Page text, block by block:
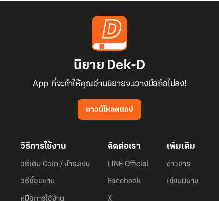
นิยาย Dek-D
App ที่จะทำให้คุณอ่านนิยายจนวางมือถือไม่ลง!
ดาวน์โหลดแอป
วิธีการใช้งาน
วิธีเติม Coin / ชำระเงิน
วิธีซื้อนิยาย
คู่มือการใช้งาน
ติดต่อเรา
LINE Official
Facebook
X
เพิ่มเติม
ข่าวสาร
เขียนนิยาย